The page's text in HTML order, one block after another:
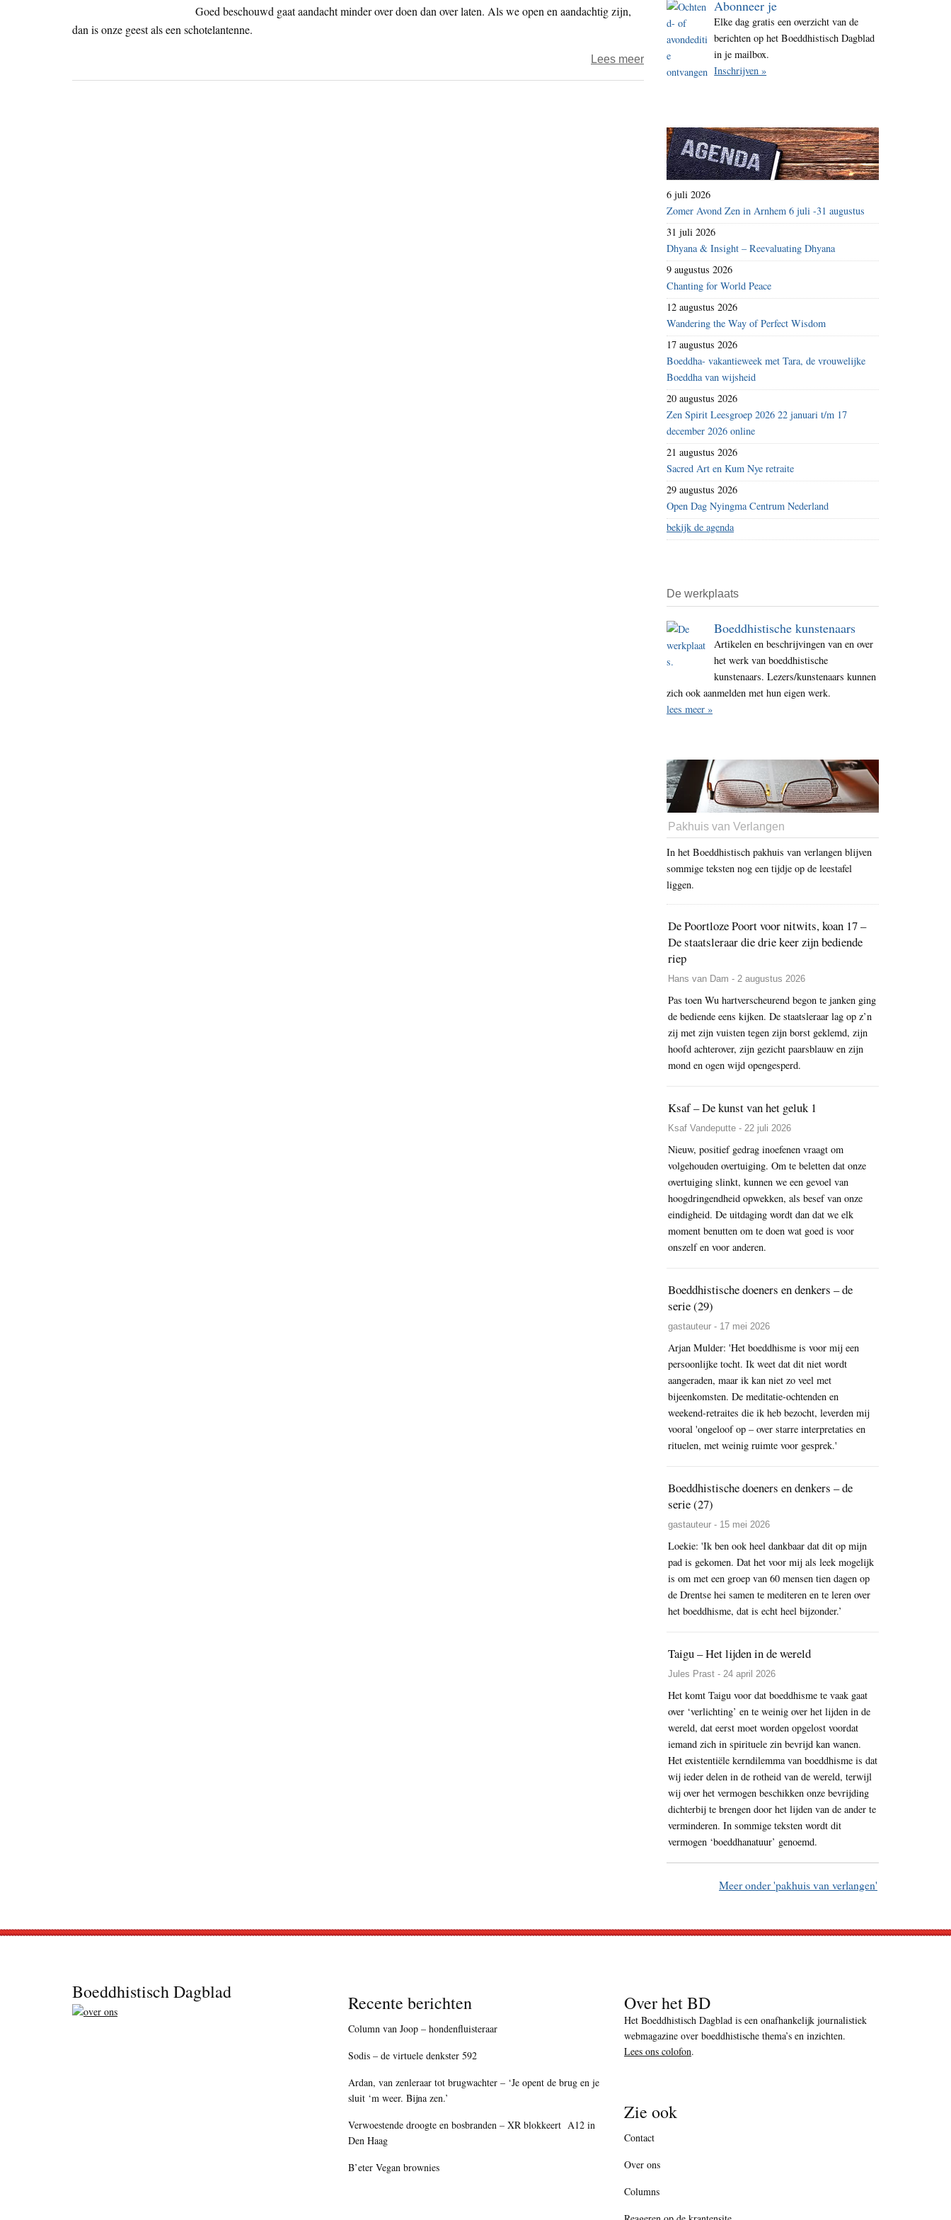
i
t
Goed beschouwd gaat aandacht minder over doen dan over laten. Als we open en aandachtig zijn,
dan is onze geest als een schotelantenne.
Lees meerover
toelaten
Abonneer je
Elke dag gratis een overzicht van de
berichten op het Boeddhistisch Dagblad
in je mailbox.
Inschrijven »
6 juli 2026
Zomer Avond Zen in Arnhem 6 juli -31 augustus
31 juli 2026
Dhyana & Insight – Reevaluating Dhyana
9 augustus 2026
Chanting for World Peace
12 augustus 2026
Wandering the Way of Perfect Wisdom
17 augustus 2026
Boeddha- vakantieweek met Tara, de vrouwelijke
Boeddha van wijsheid
20 augustus 2026
Zen Spirit Leesgroep 2026 22 januari t/m 17
december 2026 online
21 augustus 2026
Sacred Art en Kum Nye retraite
29 augustus 2026
Open Dag Nyingma Centrum Nederland
bekijk de agenda
De werkplaats
Boeddhistische kunstenaars
Artikelen en beschrijvingen van en over
het werk van boeddhistische
kunstenaars. Lezers/kunstenaars kunnen
zich ook aanmelden met hun eigen werk.
lees meer »
Pakhuis van Verlangen
In het Boeddhistisch pakhuis van verlangen blijven
sommige teksten nog een tijdje op de leestafel
liggen.
De Poortloze Poort voor nitwits, koan 17 –
De staatsleraar die drie keer zijn bediende
riep
Hans van Dam - 2 augustus 2026
Pas toen Wu hartverscheurend begon te janken ging
de bediende eens kijken. De staatsleraar lag op z’n
zij met zijn vuisten tegen zijn borst geklemd, zijn
hoofd achterover, zijn gezicht paarsblauw en zijn
mond en ogen wijd opengesperd.
Ksaf – De kunst van het geluk 1
Ksaf Vandeputte - 22 juli 2026
Nieuw, positief gedrag inoefenen vraagt om
volgehouden overtuiging. Om te beletten dat onze
overtuiging slinkt, kunnen we een gevoel van
hoogdringendheid opwekken, als besef van onze
eindigheid. De uitdaging wordt dan dat we elk
moment benutten om te doen wat goed is voor
onszelf en voor anderen.
Boeddhistische doeners en denkers – de
serie (29)
gastauteur - 17 mei 2026
Arjan Mulder: 'Het boeddhisme is voor mij een
persoonlijke tocht. Ik weet dat dit niet wordt
aangeraden, maar ik kan niet zo veel met
bijeenkomsten. De meditatie-ochtenden en
weekend-retraites die ik heb bezocht, leverden mij
vooral 'ongeloof op – over starre interpretaties en
rituelen, met weinig ruimte voor gesprek.'
Boeddhistische doeners en denkers – de
serie (27)
gastauteur - 15 mei 2026
Loekie: 'Ik ben ook heel dankbaar dat dit op mijn
pad is gekomen. Dat het voor mij als leek mogelijk
is om met een groep van 60 mensen tien dagen op
de Drentse hei samen te mediteren en te leren over
het boeddhisme, dat is echt heel bijzonder.’
Taigu – Het lijden in de wereld
Jules Prast - 24 april 2026
Het komt Taigu voor dat boeddhisme te vaak gaat
over ‘verlichting’ en te weinig over het lijden in de
wereld, dat eerst moet worden opgelost voordat
iemand zich in spirituele zin bevrijd kan wanen.
Het existentiële kerndilemma van boeddhisme is dat
wij ieder delen in de rotheid van de wereld, terwijl
wij over het vermogen beschikken onze bevrijding
dichterbij te brengen door het lijden van de ander te
verminderen. In sommige teksten wordt dit
vermogen ‘boeddhanatuur’ genoemd.
Meer onder 'pakhuis van verlangen'
Boeddhistisch Dagblad Recente berichten
Column van Joop – hondenfluisteraar
Sodis – de virtuele denkster 592
Ardan, van zenleraar tot brugwachter – ‘Je opent de brug en je
sluit ‘m weer. Bijna zen.’
Verwoestende droogte en bosbranden – XR blokkeert A12 in
Den Haag
B’eter Vegan brownies
Over het BD
Het Boeddhistisch Dagblad is een onafhankelijk journalistiek
webmagazine over boeddhistische thema’s en inzichten.
Lees ons colofon.
Zie ook
Contact
Over ons
Columns